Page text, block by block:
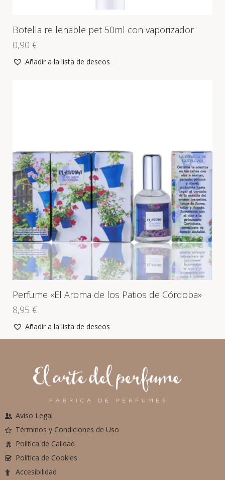
Botella rellenable pet 50ml con vaporizador
0,90 €
Añadir a la lista de deseos
Perfume «El Aroma de los Patios de Córdoba»
8,95 €
Añadir a la lista de deseos
Aviso Legal
Términos y Condiciones de Uso
Política de Calidad
Política de Cookies
Accesibilidad